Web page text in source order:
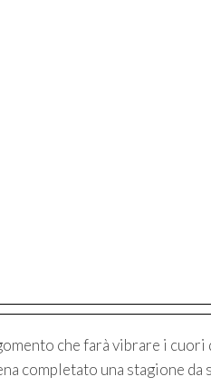
che farà vibrare i
completato una stagione